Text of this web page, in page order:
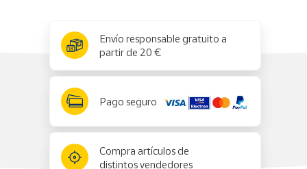
Envío responsable gratuito a
partir de 20 €
Pago seguro
Compra artículos de
distintos vendedores